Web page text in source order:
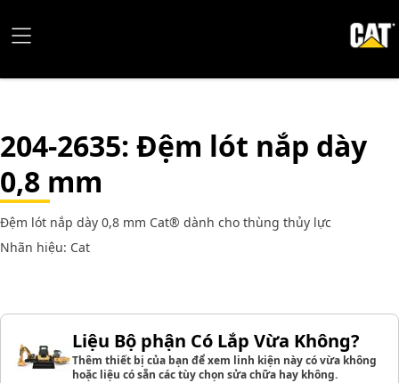
204-2635: Đệm lót nắp dày
0,8 mm
Đệm lót nắp dày 0,8 mm Cat® dành cho thùng thủy lực
Nhãn hiệu: Cat
Liệu Bộ phận Có Lắp Vừa Không?
Thêm thiết bị của bạn để xem linh kiện này có vừa không
hoặc liệu có sẵn các tùy chọn sửa chữa hay không.